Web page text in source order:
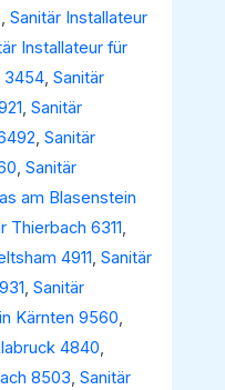
,Sanitär Installateur
Installateur für
3454,Sanitär
,Sanitär
,Sanitär
,Sanitär
am Blasenstein
Thierbach 6311,
4911,Sanitär
,Sanitär
Kärnten 9560,
4840,
8503,Sanitär